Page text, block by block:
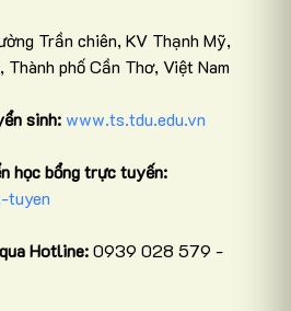
Trần chiên, KV Thạnh Mỹ,
Thành phố Cần Thơ, Việt Nam
sinh:www.ts.tdu.edu.vn
học bổng trực tuyến:
tuyen
Hotline:0939 028 579 -